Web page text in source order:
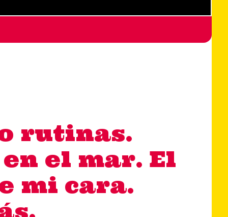
rutinas.
el mar. El
mi cara.